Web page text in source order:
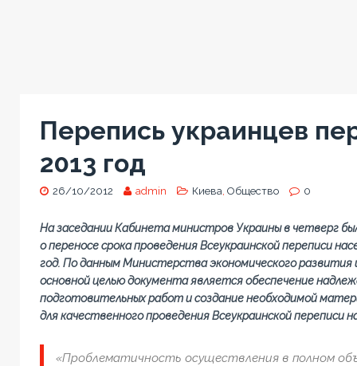
Перепись украинцев
2013 год
26/10/2012 admin Киева Общество 0
На заседании Кабинета министров Украины в четверг
о переносе срока проведения Всеукраинской переписи
год. По данным Министерства экономического развития
основной целью документа является обеспечение
подготовительных работ и создание необходимой
для качественного проведения Всеукраинской переписи
«Проблематичность осуществления в полном